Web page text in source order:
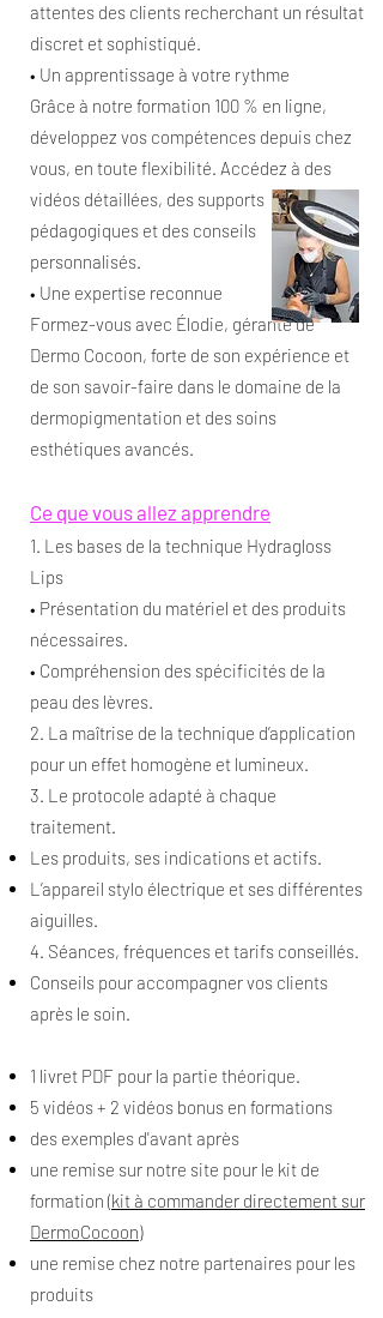
attentes des clients recherchant un résultat
discret et sophistiqué.
• Un apprentissage à votre rythme
Grâce à notre formation 100 % en ligne,
développez vos compétences depuis chez
vous, en toute flexibilité. Accédez à des
vidéos détaillées, des supports
pédagogiques et des conseils
personnalisés.
• Une expertise reconnue
Formez-vous avec Élodie, gérante de
Dermo Cocoon, forte de son expérience et
de son savoir-faire dans le domaine de la
dermopigmentation et des soins
esthétiques avancés.
Ce que vous allez apprendre
1. Les bases de la technique Hydragloss
Lips
• Présentation du matériel et des produits
nécessaires.
• Compréhension des spécificités de la
peau des lèvres.
2. La maîtrise de la technique d’application
pour un effet homogène et lumineux.
3. Le protocole adapté à chaque
traitement.
Les produits, ses indications et actifs.
L’appareil stylo électrique et ses différentes
aiguilles.
4. Séances, fréquences et tarifs conseillés.
Conseils pour accompagner vos clients
après le soin.
1 livret PDF pour la partie théorique.
5 vidéos + 2 vidéos bonus en formations
des exemples d'avant après
une remise sur notre site pour le kit de
formation (kit à commander directement sur
DermoCocoon)
une remise chez notre partenaires pour les
produits